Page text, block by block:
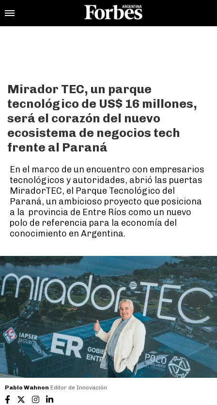
Mirador TEC, un parque
tecnológico de US$ 16 millones,
será el corazón del nuevo
ecosistema de negocios tech
frente al Paraná
En el marco de un encuentro con empresarios
tecnológicos y autoridades, abrió las puertas
MiradorTEC, el Parque Tecnológico del
Paraná, un ambicioso proyecto que posiciona
a la provincia de Entre Ríos como un nuevo
polo de referencia para la economía del
conocimiento en Argentina.
Pablo Wahnon Editor de Innovación